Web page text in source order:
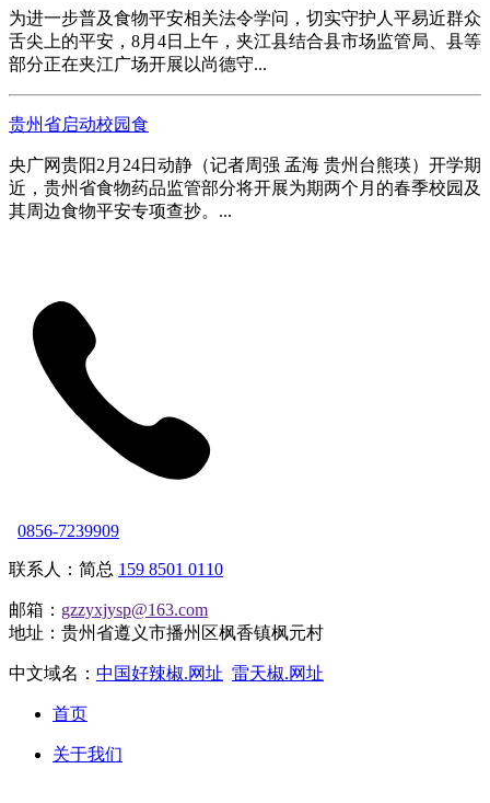
为进一步普及食物平安相关法令学问，切实守护人平易近群众
舌尖上的平安，8月4日上午，夹江县结合县市场监管局、县等
部分正在夹江广场开展以尚德守...
贵州省启动校园食
央广网贵阳2月24日动静（记者周强 孟海 贵州台熊瑛）开学期
近，贵州省食物药品监管部分将开展为期两个月的春季校园及
其周边食物平安专项查抄。...
0856-7239909
联系人：简总 159 8501 0110
邮箱： gzzyxjysp@163.com
地址：贵州省遵义市播州区枫香镇枫元村
中文域名： 中国好辣椒.网址 雷天椒.网址
首页
关于我们